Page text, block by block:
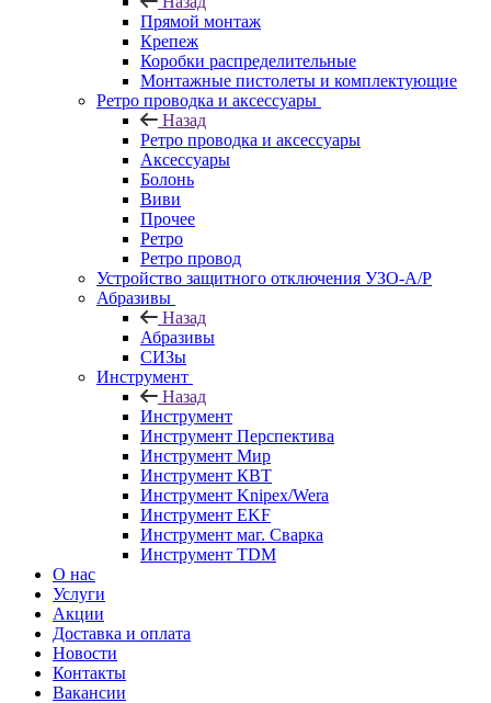
Прямой монтаж
Крепеж
Коробки распределительные
Монтажные пистолеты и комплектующие
Ретро проводка и аксессуары
Назад
Ретро проводка и аксессуары
Аксессуары
Болонь
Виви
Прочее
Ретро
Ретро провод
Устройство защитного отключения УЗО-А/Р
Абразивы
Назад
Абразивы
СИЗы
Инструмент
Назад
Инструмент
Инструмент Перспектива
Инструмент Мир
Инструмент КВТ
Инструмент Knipex/Wera
Инструмент EKF
Инструмент маг. Сварка
Инструмент TDM
О нас
Услуги
Акции
Доставка и оплата
Новости
Контакты
Вакансии